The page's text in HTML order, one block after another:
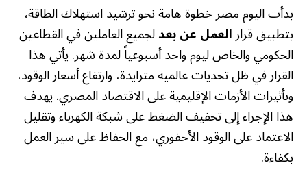
بدأت اليوم مصر خطوة هامة نحو ترشيد استهلاك الطاقة،
بتطبيق قرارالعمل عن بعدلجميع العاملين في القطاعين
الحكومي والخاص ليوم واحد أسبوعياً لمدة شهر. يأتي هذا
القرار في ظل تحديات عالمية متزايدة، وارتفاع أسعار الوقود،
وتأثيرات الأزمات الإقليمية على الاقتصاد المصري. يهدف
هذا الإجراء إلى تخفيف الضغط على شبكة الكهرباء وتقليل
الاعتماد على الوقود الأحفوري، مع الحفاظ على سير العمل
بكفاءة.